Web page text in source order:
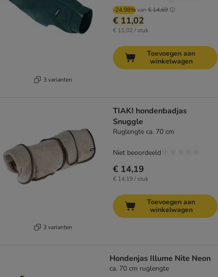
3 varianten
-24.98%van € 14,69
€ 11,02
€ 11,02 / stuk
Toevoegen aan
winkelwagen
3 varianten
TIAKI hondenbadjas
Snuggle
Ruglengte ca. 70 cm
€ 14,19
€ 14,19 / stuk
Niet beoordeeld
Toevoegen aan
winkelwagen
Hondenjas Illume Nite Neon
ca. 70 cm ruglengte